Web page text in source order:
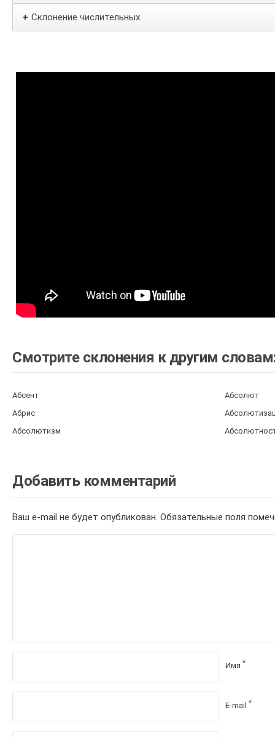
+ Склонение числительных
Смотрите склонения к другим
Абсент
Абсолют
Абрис
Абсолютизм
Добавить комментарий
Ваш e-mail не будет опубликован. Обязательные поля
Имя *
E-mail *